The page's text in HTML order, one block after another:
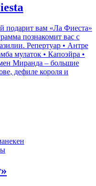
подарит вам «Ла Фиеста»
познакомит вас с
Репертуар • Антре
мулаток • Капоэйра •
Миранда – большие
дефиле короля и